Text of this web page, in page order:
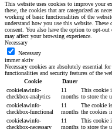
This website uses cookies to improve your
these, the cookies that are categorized as
working of basic functionalities of the
understand how you use this website.
consent. You also have the option to opt-
may affect your browsing experience.
Necessary
Necessary
immer aktiv
Necessary cookies are absolutely essential
functionalities and security features of the
Cookie
Dauer
cookielawinfo-
checkbox-analytics
11
months
This cookie
to store the
cookielawinfo-
checkbox-functional
11
months
The cookie
the cookies
cookielawinfo-
checkbox-necessary
11
months
This cookie
to store the